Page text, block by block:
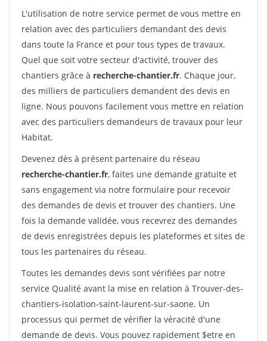
L'utilisation de notre service permet de vous mettre en
relation avec des particuliers demandant des devis
dans toute la France et pour tous types de travaux.
Quel que soit votre secteur d'activité, trouver des
chantiers grâce à recherche-chantier.fr. Chaque jour,
des milliers de particuliers demandent des devis en
ligne. Nous pouvons facilement vous mettre en relation
avec des particuliers demandeurs de travaux pour leur
Habitat.
Devenez dès à présent partenaire du réseau
recherche-chantier.fr, faites une demande gratuite et
sans engagement via notre formulaire pour recevoir
des demandes de devis et trouver des chantiers. Une
fois la demande validée, vous recevrez des demandes
de devis enregistrées depuis les plateformes et sites de
tous les partenaires du réseau.
Toutes les demandes devis sont vérifiées par notre
service Qualité avant la mise en relation à Trouver-des-
chantiers-isolation-saint-laurent-sur-saone. Un
processus qui permet de vérifier la véracité d'une
demande de devis. Vous pouvez rapidement $etre en